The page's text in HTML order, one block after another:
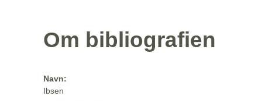
Om bibliografien
Navn:
Ibsen